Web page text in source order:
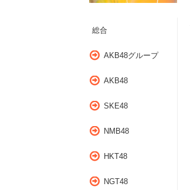
総合
AKB48グループ
AKB48
SKE48
NMB48
HKT48
NGT48